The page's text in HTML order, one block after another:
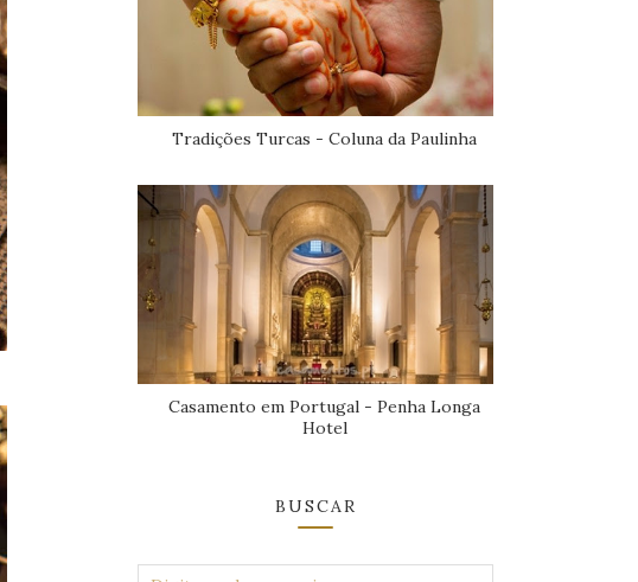
Tradições Turcas - Coluna da Paulinha
Casamento em Portugal - Penha Longa
Hotel
BUSCAR